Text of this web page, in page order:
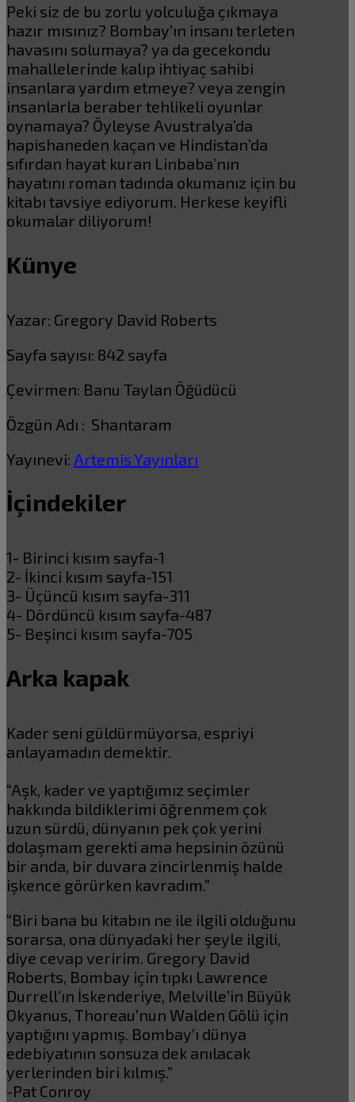
Peki siz de bu zorlu yolculuğa çıkmaya
hazır mısınız? Bombay’ın insanı terleten
havasını solumaya? ya da gecekondu
mahallelerinde kalıp ihtiyaç sahibi
insanlara yardım etmeye? veya zengin
insanlarla beraber tehlikeli oyunlar
oynamaya? Öyleyse Avustralya’da
hapishaneden kaçan ve Hindistan’da
sıfırdan hayat kuran Linbaba’nın
hayatını roman tadında okumanız için bu
kitabı tavsiye ediyorum. Herkese keyifli
okumalar diliyorum!
Künye
Yazar: Gregory David Roberts
Sayfa sayısı: 842 sayfa
Çevirmen: Banu Taylan Öğüdücü
Özgün Adı : Shantaram
Yayınevi: Artemis Yayınları
İçindekiler
1- Birinci kısım sayfa-1
2- İkinci kısım sayfa-151
3- Üçüncü kısım sayfa-311
4- Dördüncü kısım sayfa-487
5- Beşinci kısım sayfa-705
Arka kapak
Kader seni güldürmüyorsa, espriyi
anlayamadın demektir.
“Aşk, kader ve yaptığımız seçimler
hakkında bildiklerimi öğrenmem çok
uzun sürdü, dünyanın pek çok yerini
dolaşmam gerekti ama hepsinin özünü
bir anda, bir duvara zincirlenmiş halde
işkence görürken kavradım.”
“Biri bana bu kitabın ne ile ilgili olduğunu
sorarsa, ona dünyadaki her şeyle ilgili,
diye cevap veririm. Gregory David
Roberts, Bombay için tıpkı Lawrence
Durrell’ın İskenderiye, Melville’in Büyük
Okyanus, Thoreau’nun Walden Gölü için
yaptığını yapmış. Bombay’ı dünya
edebiyatının sonsuza dek anılacak
yerlerinden biri kılmış.”
-Pat Conroy